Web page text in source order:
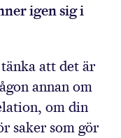
igen sig i
att det är
annan om
om din
saker som gör